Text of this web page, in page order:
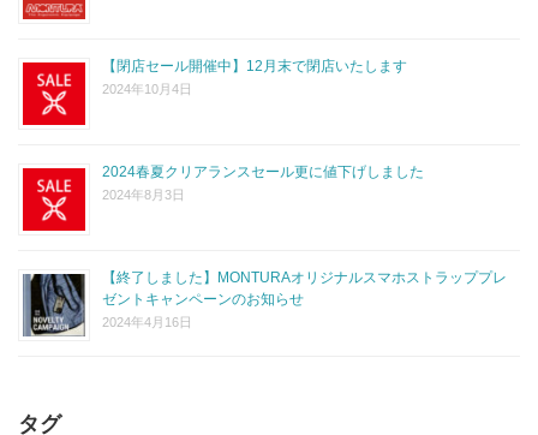
【閉店セール開催中】12月末で閉店いたします
2024年10月4日
2024春夏クリアランスセール更に値下げしました
2024年8月3日
【終了しました】MONTURAオリジナルスマホストラッププレ
ゼントキャンペーンのお知らせ
2024年4月16日
タグ